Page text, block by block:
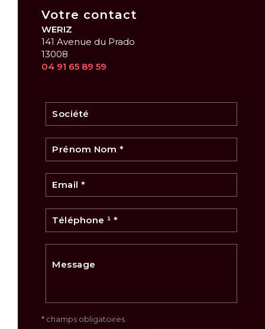
Votre contact
WERIZ
141 Avenue du Prado
13008
04 91 65 89 59
* champs obligatoires